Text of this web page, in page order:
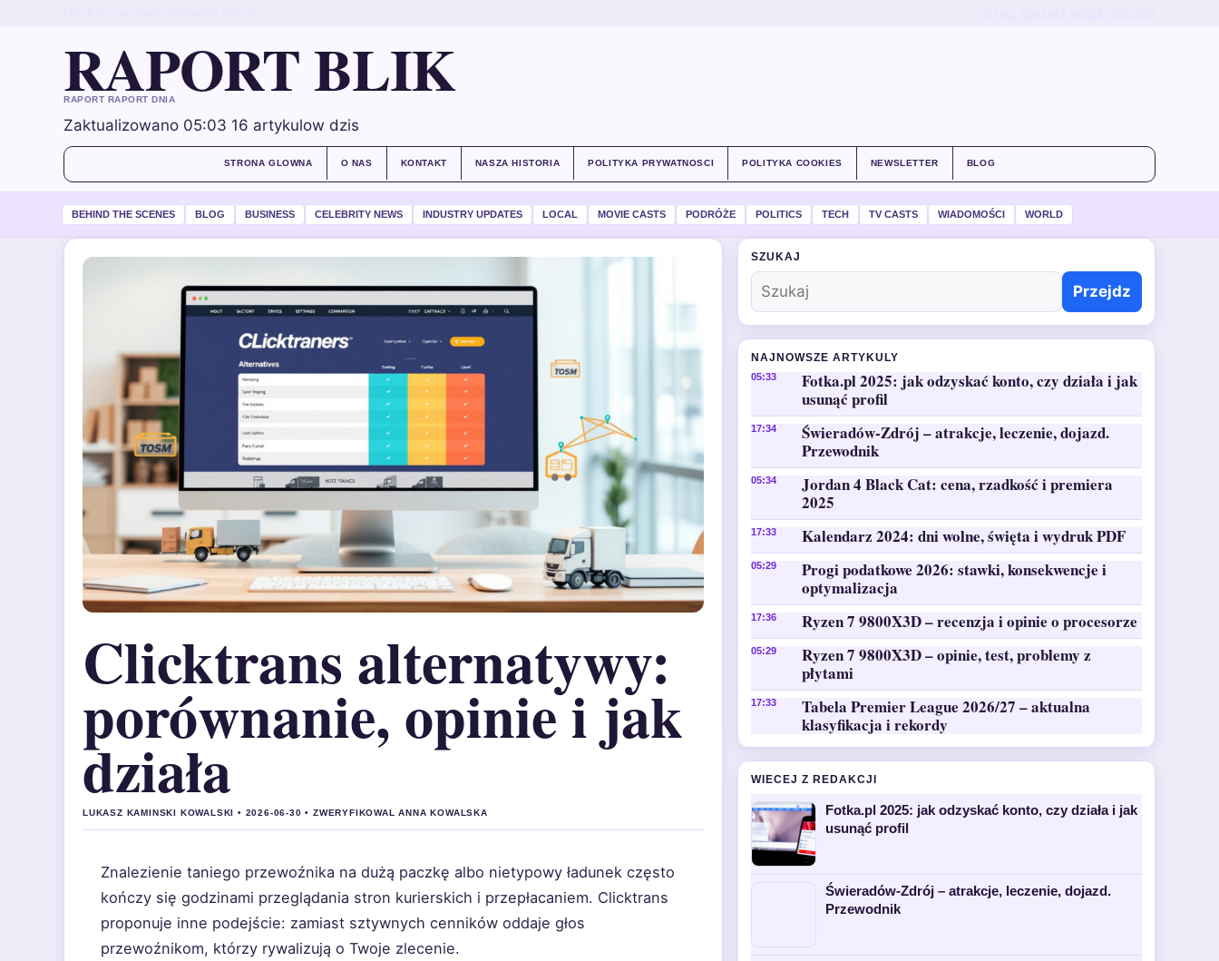
RAPORT BLIK
RAPORT RAPORT DNIA
Zaktualizowano 05:03 16 artykulow dzis
STRONA GLOWNA O NAS KONTAKT NASZA HISTORIA POLITYKA PRYWATNOSCI POLITYKA COOKIES NEWSLETTER BLOG
BEHIND THE SCENES BLOG BUSINESS CELEBRITY NEWS INDUSTRY UPDATES LOCAL MOVIE CASTS PODRÓŻE POLITICS TECH TV CASTS WIADOMOŚCI WORLD
Clicktrans alternatywy:
porównanie, opinie i jak
działa
LUKASZ KAMINSKI KOWALSKI • 2026-06-30 • ZWERYFIKOWAL ANNA KOWALSKA
Znalezienie taniego przewoźnika na dużą paczkę albo nietypowy ładunek często
kończy się godzinami przeglądania stron kurierskich i przepłacaniem. Clicktrans
proponuje inne podejście: zamiast sztywnych cenników oddaje głos
przewoźnikom, którzy rywalizują o Twoje zlecenie.
SZUKAJ
Przejdz
NAJNOWSZE ARTYKULY
05:33
Fotka.pl 2025: jak odzyskać konto, czy działa i jak
usunąć profil
17:34
Świeradów-Zdrój – atrakcje, leczenie, dojazd.
Przewodnik
05:34
Jordan 4 Black Cat: cena, rzadkość i premiera
2025
17:33 Kalendarz 2024: dni wolne, święta i wydruk PDF
05:29
Progi podatkowe 2026: stawki, konsekwencje i
optymalizacja
17:36 Ryzen 7 9800X3D – recenzja i opinie o procesorze
05:29
Ryzen 7 9800X3D – opinie, test, problemy z
płytami
17:33
Tabela Premier League 2026/27 – aktualna
klasyfikacja i rekordy
WIECEJ Z REDAKCJI
Fotka.pl 2025: jak odzyskać konto, czy działa i jak
usunąć profil
Świeradów-Zdrój – atrakcje, leczenie, dojazd.
Przewodnik